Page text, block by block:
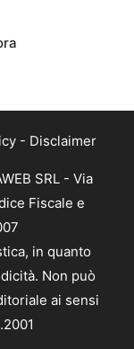
- Disclaimer
SRL - Via
Fiscale e
in quanto
Non può
ai sensi